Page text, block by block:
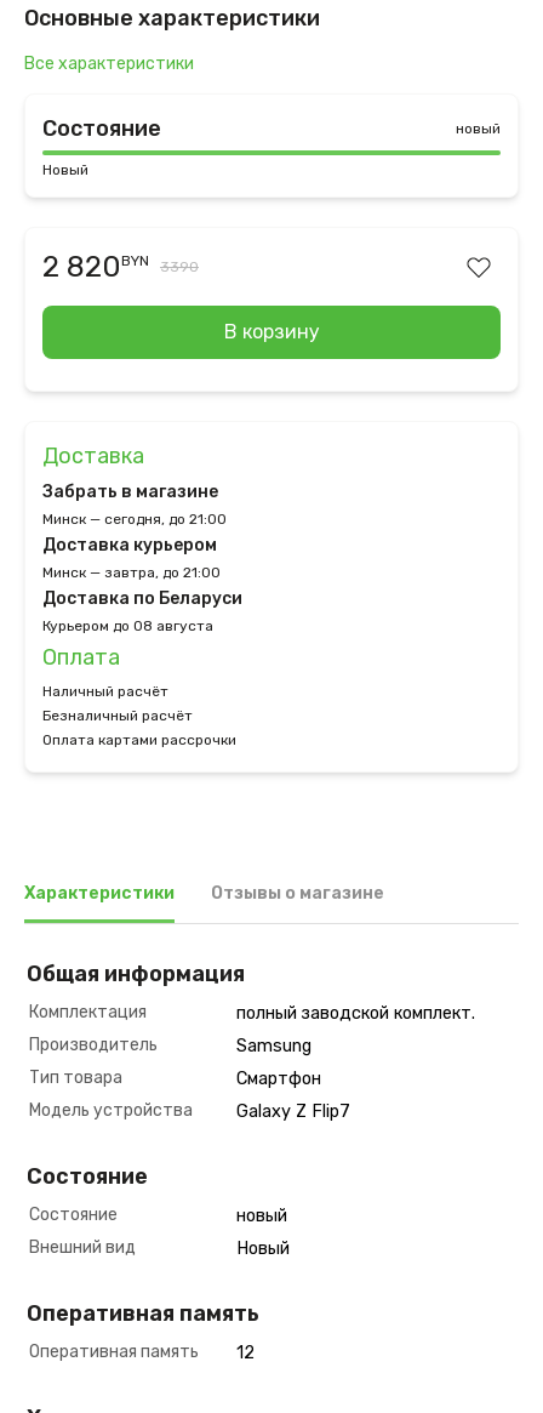
Основные характеристики
Все характеристики
Состояние новый
Новый
2 820BYN 3390
В корзину
Доставка
Забрать в магазине
Минск — сегодня, до 21:00
Доставка курьером
Минск — завтра, до 21:00
Доставка по Беларуси
Курьером до 08 августа
Оплата
Наличный расчёт
Безналичный расчёт
Оплата картами рассрочки
Характеристики Отзывы о магазине
Общая информация
Комплектация
полный заводской комплект.
Производитель
Samsung
Тип товара
Смартфон
Модель устройства
Galaxy Z Flip7
Состояние
Состояние
новый
Внешний вид
Новый
Оперативная память
Оперативная память 12